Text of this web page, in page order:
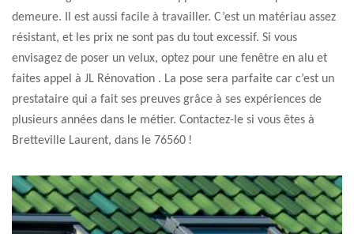
demeure. Il est aussi facile à travailler. C’est un matériau assez
résistant, et les prix ne sont pas du tout excessif. Si vous
envisagez de poser un velux, optez pour une fenêtre en alu et
faites appel à JL Rénovation . La pose sera parfaite car c’est un
prestataire qui a fait ses preuves grâce à ses expériences de
plusieurs années dans le métier. Contactez-le si vous êtes à
Bretteville Laurent, dans le 76560 !